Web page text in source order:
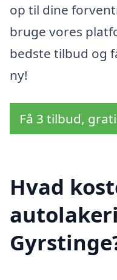
op til dine
bruge vores
bedste tilbud og
ny!
Få 3 tilbud,
Hvad